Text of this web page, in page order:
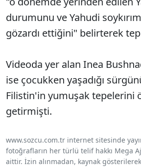
durumunu ve Yahudi
gözardı ettiğini" belirterek
Videoda yer alan Inea
ise çocukken yaşadığı
Filistin'in yumuşak tepelerini
getirmişti.
www.sozcu.com.tr internet sitesinde
fotoğrafların her türlü telif hakkı Mega
aittir. İzin alınmadan, kaynak